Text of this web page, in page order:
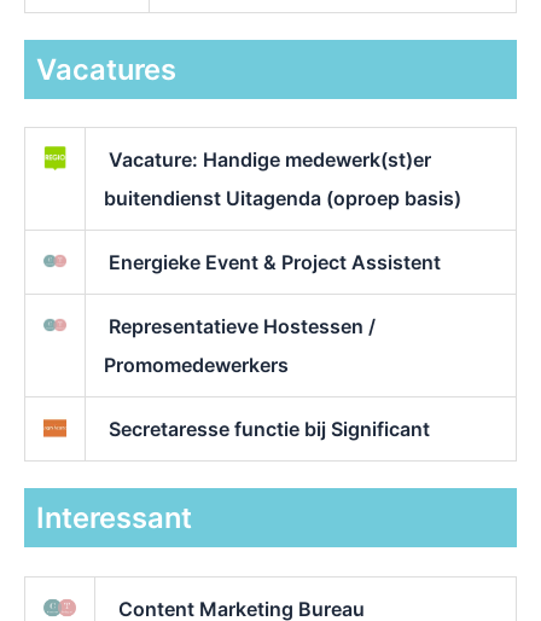
Vacatures
Vacature: Handige medewerk(st)er
buitendienst Uitagenda (oproep basis)
Energieke Event & Project Assistent
Representatieve Hostessen /
Promomedewerkers
Secretaresse functie bij Significant
Interessant
Content Marketing Bureau